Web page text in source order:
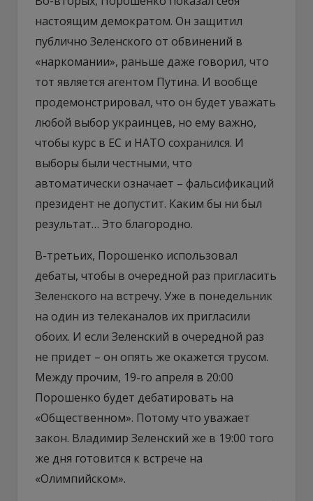
настоящим демократом. Он защитил
публично Зеленского от обвинений в
«наркомании», раньше даже говорил, что
тот является агентом Путина. И вообще
продемонстрировал, что он будет уважать
любой выбор украинцев, но ему важно,
чтобы курс в ЕС и НАТО сохранился. И
выборы были честными, что
автоматически означает – фальсификаций
президент не допустит. Каким бы ни был
результат… Это благородно.
В-третьих, Порошенко использовал
дебаты, чтобы в очередной раз пригласить
Зеленского на встречу. Уже в понедельник
на один из телеканалов их пригласили
обоих. И если Зеленский в очередной раз
не придет – он опять же окажется трусом.
Между прочим, 19-го апреля в 20:00
Порошенко будет дебатировать на
«Общественном». Потому что уважает
закон. Владимир Зеленский же в 19:00 того
же дня готовится к встрече на
«Олимпийском».